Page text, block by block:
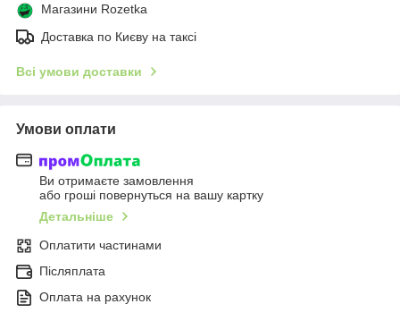
Магазини Rozetka
Доставка по Києву на таксі
Всі умови доставки
Умови оплати
Ви отримаєте замовлення
або гроші повернуться на вашу картку
Детальніше
Оплатити частинами
Післяплата
Оплата на рахунок